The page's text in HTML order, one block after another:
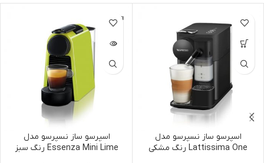
اسپرسو ساز نسپرسو مدل
Lattissima One رنگ مشکی
اتمام مو
جودی
اسپرسو ساز نسپرسو مدل
Essenza Mini Lime رنگ سبز